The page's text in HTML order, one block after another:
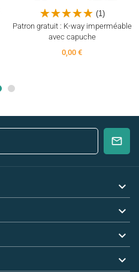
(1)
Patron gratuit : K-way imperméable
avec capuche
0,00 €



